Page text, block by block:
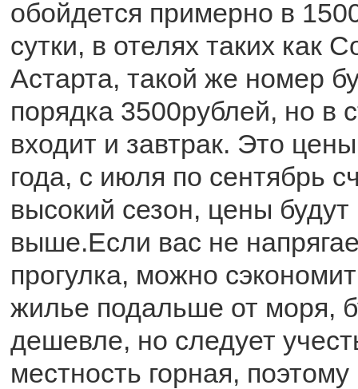
обойдется примерно в
сутки, в отелях таких как
Астарта, такой же номер
порядка 3500рублей, но в
входит и завтрак. Это
года, с июля по сентябрь
высокий сезон, цены будут
выше.Если вас не
прогулка, можно
жилье подальше от моря,
дешевле, но следует
местность горная,